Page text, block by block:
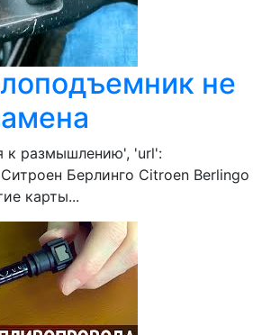
не
к размышлению', 'url':
Берлинго Citroen Berlingo
карты...